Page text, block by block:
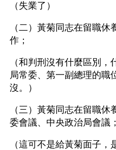
（失業了）
（二）黃菊同志在留職
作；
（和判刑沒有什麼區別
局常委、第一副總理的職
沒。）
（三）黃菊同志在留職
委會議、中央政治局會議；
（這可不是給黃菊面子